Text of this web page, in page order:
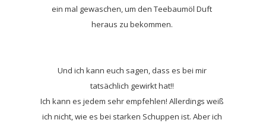
ein mal gewaschen, um den Teebaumöl Duft
heraus zu bekommen.
Und ich kann euch sagen, dass es bei mir
tatsächlich gewirkt hat!!
Ich kann es jedem sehr empfehlen! Allerdings weiß
ich nicht, wie es bei starken Schuppen ist. Aber ich